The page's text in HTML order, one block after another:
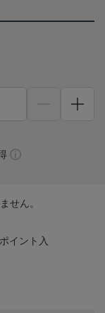
せん。
イント入